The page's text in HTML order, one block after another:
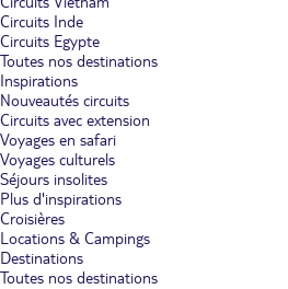
Circuits Inde
Circuits Egypte
Toutes nos destinations
Inspirations
Nouveautés circuits
Circuits avec extension
Voyages en safari
Voyages culturels
Séjours insolites
Plus d'inspirations
Croisières
Locations & Campings
Destinations
Toutes nos destinations